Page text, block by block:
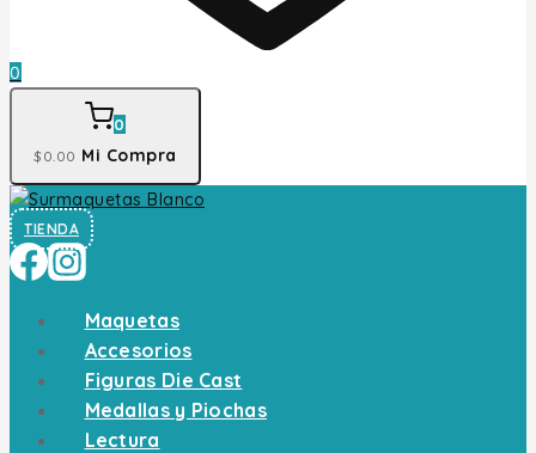
0
0
$0 .00 Mi Compra
TIENDA
Maquetas
Accesorios
Figuras Die Cast
Medallas y Piochas
Lectura